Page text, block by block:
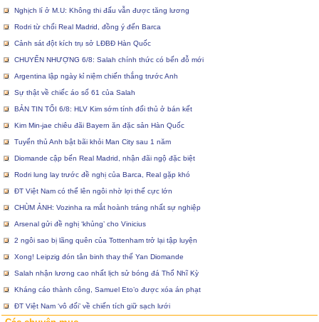
Nghịch lí ở M.U: Không thi đấu vẫn được tăng lương
Rodri từ chối Real Madrid, đồng ý đến Barca
Cảnh sát đột kích trụ sở LĐBĐ Hàn Quốc
CHUYỂN NHƯỢNG 6/8: Salah chính thức có bến đỗ mới
Argentina lập ngày kỉ niệm chiến thắng trước Anh
Sự thật về chiếc áo số 61 của Salah
BẢN TIN TỐI 6/8: HLV Kim sớm tính đối thủ ở bán kết
Kim Min-jae chiêu đãi Bayern ăn đặc sản Hàn Quốc
Tuyển thủ Anh bật bãi khỏi Man City sau 1 năm
Diomande cập bến Real Madrid, nhận đãi ngộ đặc biệt
Rodri lung lay trước đề nghị của Barca, Real gặp khó
ĐT Việt Nam có thể lên ngôi nhờ lợi thế cực lớn
CHÙM ẢNH: Vozinha ra mắt hoành tráng nhất sự nghiệp
Arsenal gửi đề nghị ‘khủng’ cho Vinicius
2 ngôi sao bị lãng quên của Tottenham trở lại tập luyện
Xong! Leipzig đón tân binh thay thế Yan Diomande
Salah nhận lương cao nhất lịch sử bóng đá Thổ Nhĩ Kỳ
Kháng cáo thành công, Samuel Eto’o được xóa án phạt
ĐT Việt Nam ‘vô đối’ về chiến tích giữ sạch lưới